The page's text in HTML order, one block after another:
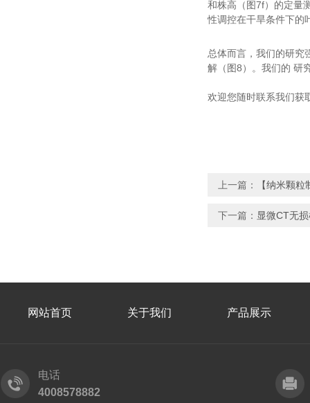
和株高（图7f）的定量
性调控在干旱条件下的
总体而言，我们的研究
解（图8）。我们的 研
欢迎您随时联系我们获
上一篇： 【纳米颗
下一篇： 显微CT无
网站首页 关于我们 产品展示
电话
4008578882